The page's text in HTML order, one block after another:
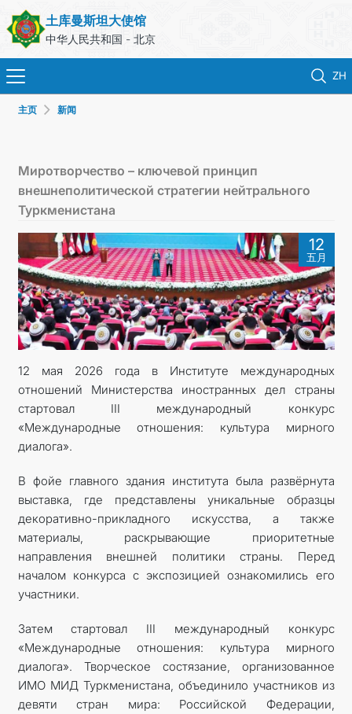
土库曼斯坦大使馆
中华人民共和国 - 北京
ZH
土库曼斯坦
领事服务
外交部
联系我们
主页 新闻
Миротворчество – ключевой принцип
внешнеполитической стратегии нейтрального
Туркменистана
12
五月
12 мая 2026 года в Институте международных
отношений Министерства иностранных дел страны
стартовал III международный конкурс
«Международные отношения: культура мирного
диалога».
В фойе главного здания института была развёрнута
выставка, где представлены уникальные образцы
декоративно-прикладного искусства, а также
материалы, раскрывающие приоритетные
направления внешней политики страны. Перед
началом конкурса с экспозицией ознакомились его
участники.
Затем стартовал III международный конкурс
«Международные отношения: культура мирного
диалога». Творческое состязание, организованное
ИМО МИД Туркменистана, объединило участников из
девяти стран мира: Российской Федерации,